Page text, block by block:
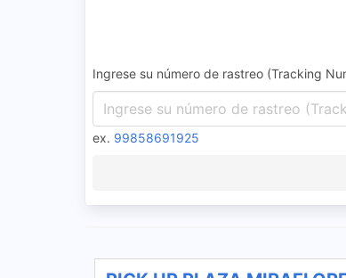
Ingrese su número de rastreo (Tracking
ex. 99858691925